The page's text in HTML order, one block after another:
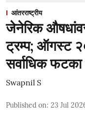
आंतरराष्ट्रीय
जेनेरिक
ट्रम्प; ऑगस्ट
सर्वाधिक फटका
Swapnil S
Published on: 23 Jul